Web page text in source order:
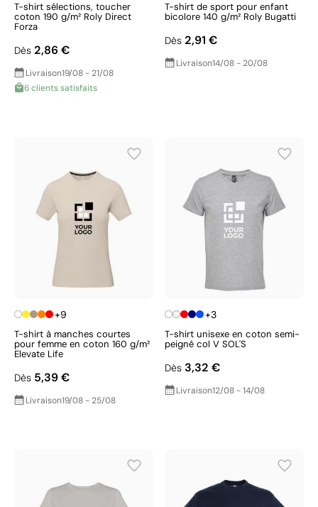
T-shirt sélections, toucher
coton 190 g/m² Roly Direct
Forza
Dès 2,86 €
Livraison19/08 - 21/08
6 clients satisfaits
T-shirt de sport pour enfant
bicolore 140 g/m² Roly Bugatti
Dès 2,91 €
Livraison14/08 - 20/08
+9
T-shirt à manches courtes
pour femme en coton 160 g/m²
Elevate Life
Dès 5,39 €
Livraison19/08 - 25/08
+3
T-shirt unisexe en coton semi-
peigné col V SOL'S
Dès 3,32 €
Livraison12/08 - 14/08